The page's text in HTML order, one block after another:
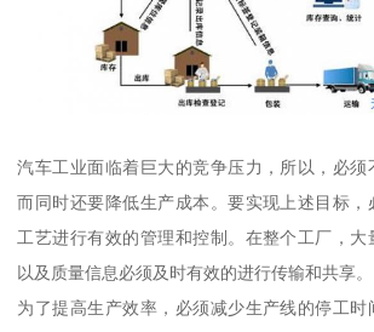
汽车工业面临着巨大的竞争压力，所以，必须
而同时还要降低生产成本。要实现上述目标，
工艺进行有效的管理和控制。在整个工厂，大
以及质量信息必须及时有效的进行传输和共享。
为了提高生产效率，必须减少生产线的停工